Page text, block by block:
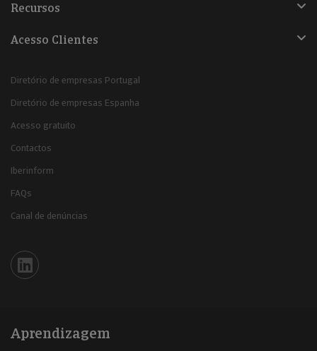
Recursos
Acesso Clientes
Diretório de empresas Portugal
Diretório de empresas Espanha
Acesso gratuito
Contactos
Iberinform
FAQs
Canal de denúncias
Iberinform en Linkedin
Aprendizagem